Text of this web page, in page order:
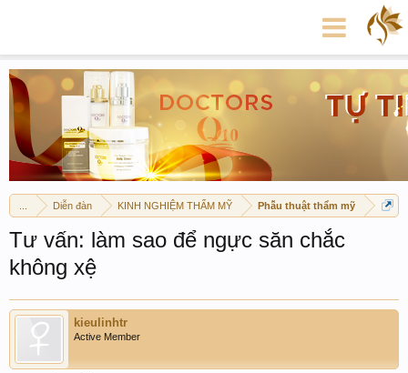
Diễn đàn KINH NGHIỆM THẨM MỸ Phẫu thuật thẩm mỹ
Tư vấn: làm sao để ngực săn chắc
không xệ
kieulinhtr
Active Member